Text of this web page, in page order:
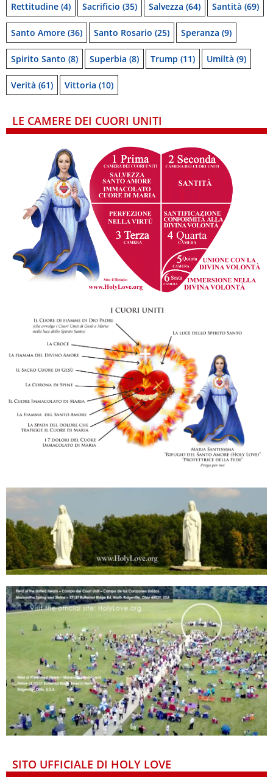
Rettitudine (4) Sacrificio (35) Salvezza (64) Santità (69)
Santo Amore (36) Santo Rosario (25) Speranza (9)
Spirito Santo (8) Superbia (8) Trump (11) Umiltà (9)
Verità (61) Vittoria (10)
LE CAMERE DEI CUORI UNITI
SITO UFFICIALE DI HOLY LOVE